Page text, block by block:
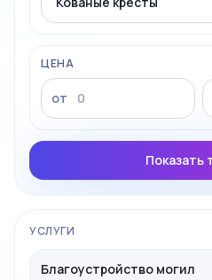
ЦЕНА
от
Показать
УСЛУГИ
Благоустройство могил